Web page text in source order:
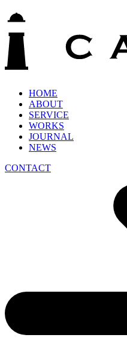
HOME
ABOUT
SERVICE
WORKS
JOURNAL
NEWS
CONTACT